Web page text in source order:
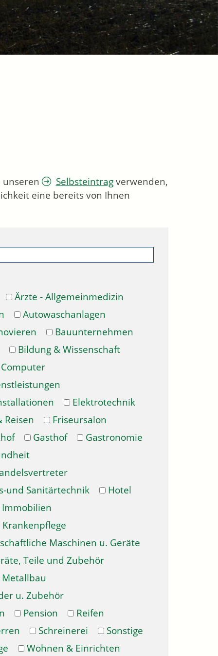
unseren Selbsteintragverwenden,
eine bereits von Ihnen
Ärzte - Allgemeinmedizin
Autowaschanlagen
Bauunternehmen
Bildung & Wissenschaft
Computer
Elektrotechnik
Reisen
Friseursalon
Gasthof
Gastronomie
und Sanitärtechnik
Hotel
Immobilien
Krankenpflege
Maschinen u. Geräte
Teile und Zubehör
Metallbau
u. Zubehör
Pension
Reifen
Schreinerei
Sonstige
Wohnen & Einrichten